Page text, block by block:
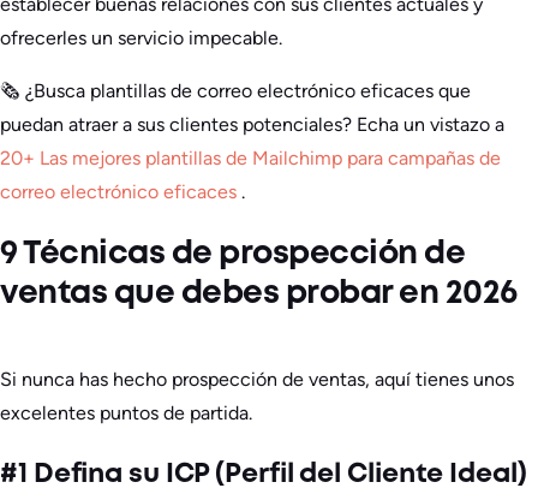
establecer buenas relaciones con sus clientes actuales y
ofrecerles un servicio impecable.
🗞️ ¿Busca plantillas de correo electrónico eficaces que
puedan atraer a sus clientes potenciales? Echa un vistazo a
20+ Las mejores plantillas de Mailchimp para campañas de
correo electrónico eficaces .
9 Técnicas de prospección de
ventas que debes probar en 2026
Si nunca has hecho prospección de ventas, aquí tienes unos
excelentes puntos de partida.
#1 Defina su ICP (Perfil del Cliente Ideal)